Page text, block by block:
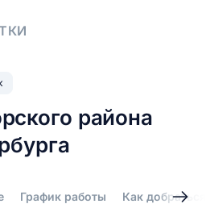
района
График работы Как добраться